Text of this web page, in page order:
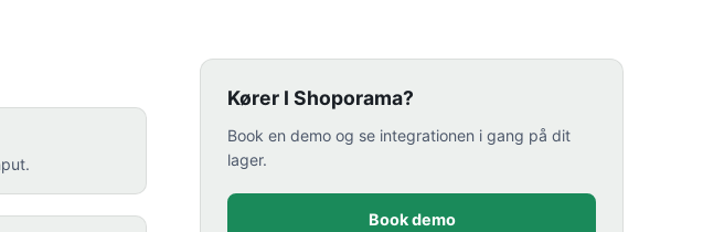
Kører I Shoporama?
Book en demo og se integrationen i gang på dit
lager.
Book demo